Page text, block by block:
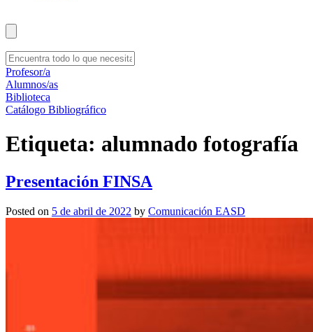
Profesor/a
Alumnos/as
Biblioteca
Catálogo Bibliográfico
Etiqueta: alumnado fotografía
Presentación FINSA
Posted on 5 de abril de 2022 by Comunicación EASD